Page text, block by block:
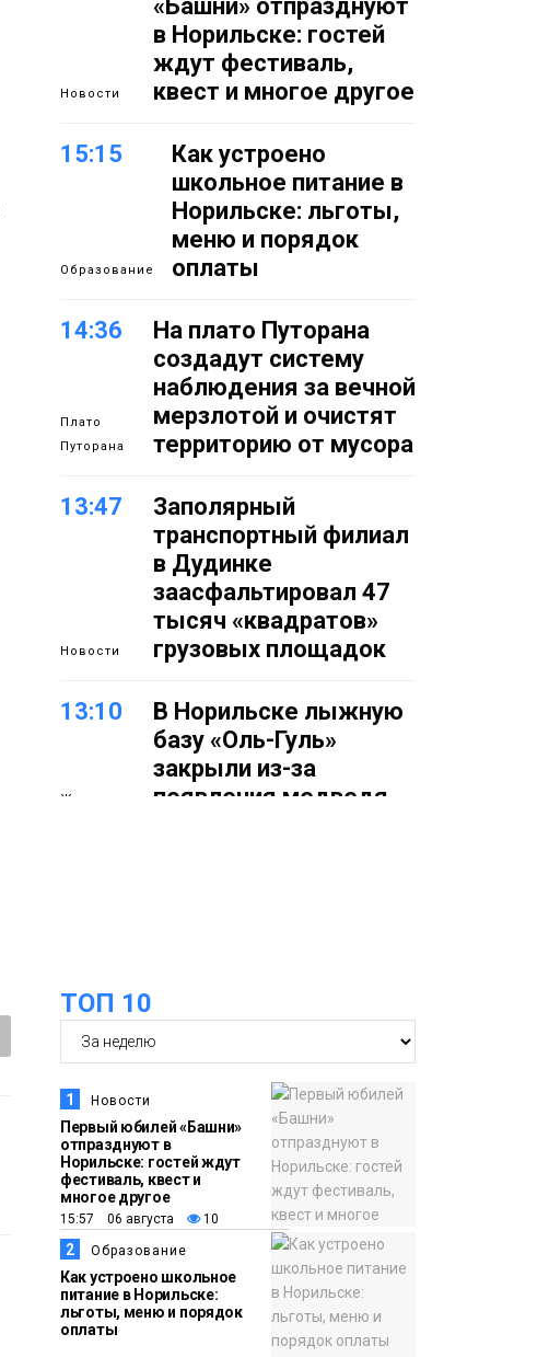
Новости
«Башни» отпразднуют
в Норильске: гостей
ждут фестиваль,
квест и многое другое
15:15
Образование
Как устроено
школьное питание в
Норильске: льготы,
меню и порядок
оплаты
14:36
Плато
Путорана
На плато Путорана
создадут систему
наблюдения за вечной
мерзлотой и очистят
территорию от мусора
13:47
Новости
Заполярный
транспортный филиал
в Дудинке
заасфальтировал 47
тысяч «квадратов»
грузовых площадок
13:10
Животные
В Норильске лыжную
базу «Оль-Гуль»
закрыли из-за
появления медведя
11:41
Общество
Железному коню не
место в подъезде:
где норильчанам
парковать велосипед
11:04
Культура
Преподаватель
норильской
«художки» стала
призёром
международного
конкурса
ТОП 10
1 Новости
Первый юбилей «Башни»
отпразднуют в
Норильске: гостей ждут
фестиваль, квест и
многое другое
15:57 06 августа 10
2 Образование
Как устроено школьное
питание в Норильске:
льготы, меню и порядок
оплаты